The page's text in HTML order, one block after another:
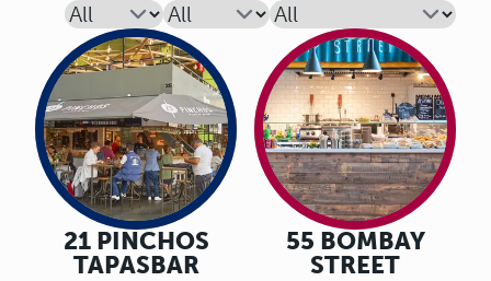
21 PINCHOS
TAPASBAR
55 BOMBAY
STREET